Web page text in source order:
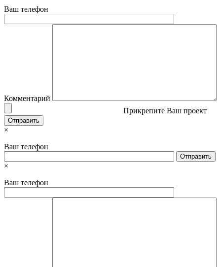
Ваш телефон
Комментарий
Прикрепите Ваш проект
×
Ваш телефон
×
Ваш телефон